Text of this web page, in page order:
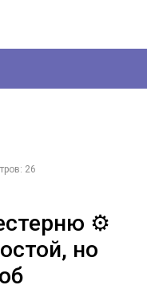
26
⚙️
но